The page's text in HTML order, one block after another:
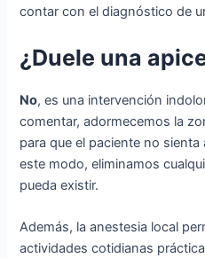
contar con el diagnóstico de
¿Duele una
No, es una intervención
comentar, adormecemos la
para que el paciente no
este modo, eliminamos
pueda existir.
Además, la anestesia local
actividades cotidianas